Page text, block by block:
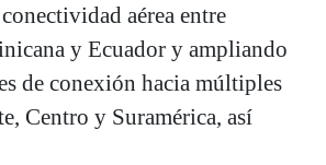
aérea entre
y Ecuador y ampliando
de conexión hacia múltiples
Centro y Suramérica, así